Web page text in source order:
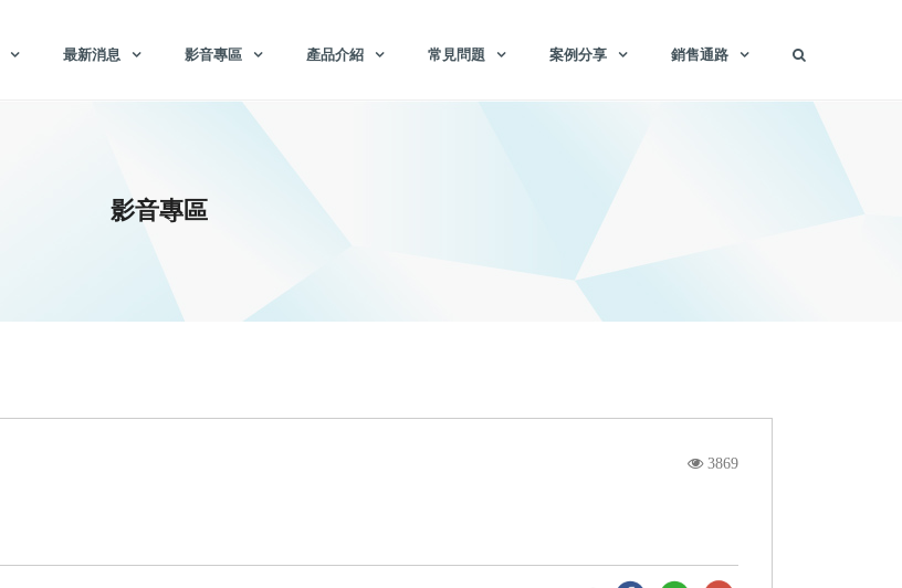
最新消息 影音專區 產品介紹 常見問題 案例分享 銷售通路
影音專區
3869